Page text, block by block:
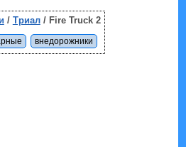
/ Триал/ Fire Truck 2
внедорожники